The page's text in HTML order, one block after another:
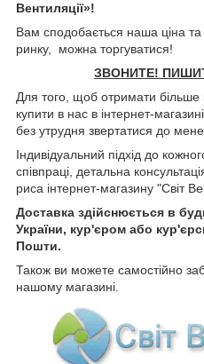
Вентиляції»!
Вам сподобається наша ціна
ринку, можна торгуватися!
ЗВОНИТЕ!
Для того, щоб отримати більше
купити в нас в інтернет-магазині
без утрудня звертатися до
Індивідуальний підхід до
співпраці, детальна
риса інтернет-магазину "Світ
Доставка здійснюється в
України, кур'єром або
Пошти.
Також ви можете самостійно
нашому магазині.